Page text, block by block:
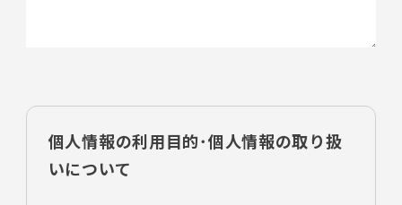
個人情報の利用目的･個人情報の取り扱
いについて